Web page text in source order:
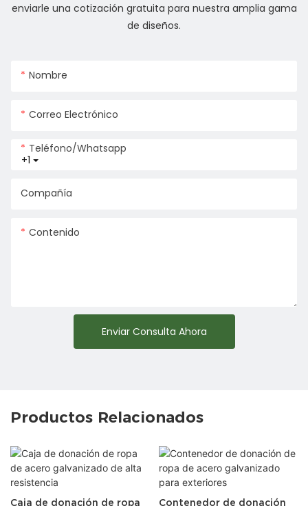
enviarle una cotización gratuita para nuestra amplia gama
de diseños.
Nombre
Correo Electrónico
+1
Teléfono/whatsapp
Compañía
Contenido
Enviar Consulta Ahora
Productos Relacionados
Caja de donación de ropa Contenedor de donación